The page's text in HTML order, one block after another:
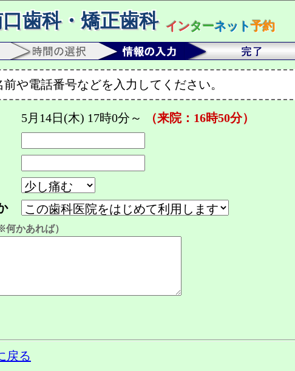
歯科・矯正歯科 インターネット予約
や電話番号などを入力してください。
5月14日(木) 17時0分～
（来院：16時50分）
何かあれば）
戻る